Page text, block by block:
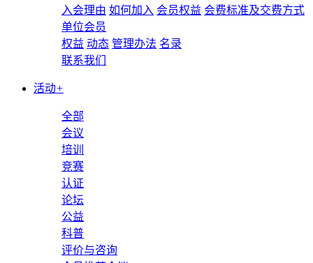
入会理由 如何加入 会员权益 会费标准及交费方式
单位会员
权益 动态 管理办法 名录
联系我们
活动+
全部
会议
培训
竞赛
认证
论坛
公益
科普
评价与咨询